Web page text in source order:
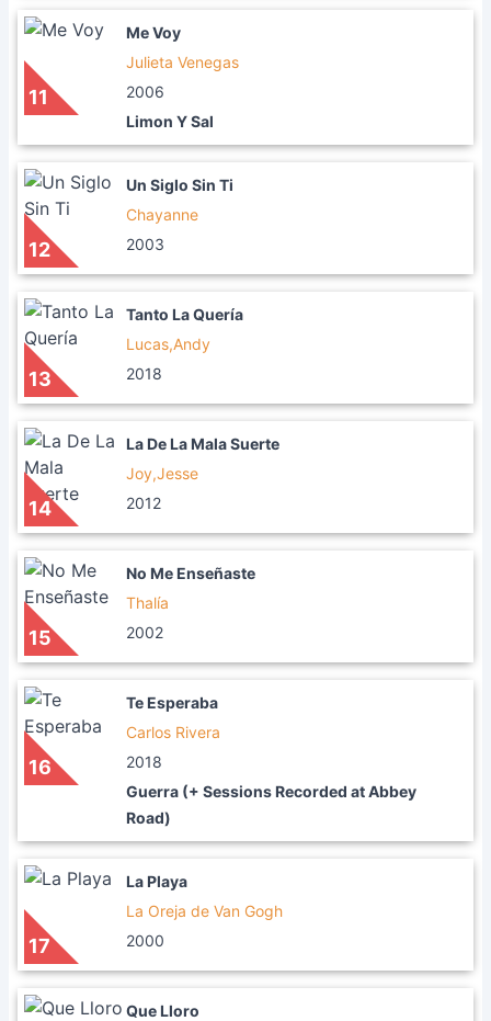
11
Me Voy
Julieta Venegas
2006
Limon Y Sal
12
Un Siglo Sin Ti
Chayanne
2003
13
Tanto La Quería
Lucas,Andy
2018
14
La De La Mala Suerte
Joy,Jesse
2012
15
No Me Enseñaste
Thalía
2002
16
Te Esperaba
Carlos Rivera
2018
Guerra (+ Sessions Recorded at Abbey
Road)
17
La Playa
La Oreja de Van Gogh
2000
Que Lloro